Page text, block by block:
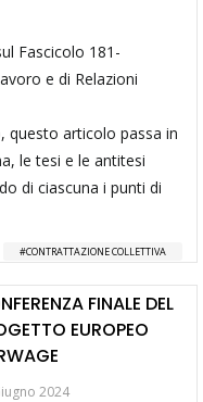
Fascicolo 181-
e di Relazioni
questo articolo passa in
le tesi e le antitesi
di ciascuna i punti di
CONTRATTAZIONE COLLETTIVA
FINALE DEL
EUROPEO
2024